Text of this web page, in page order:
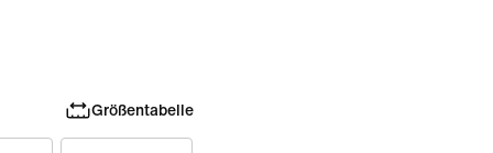
Größentabelle